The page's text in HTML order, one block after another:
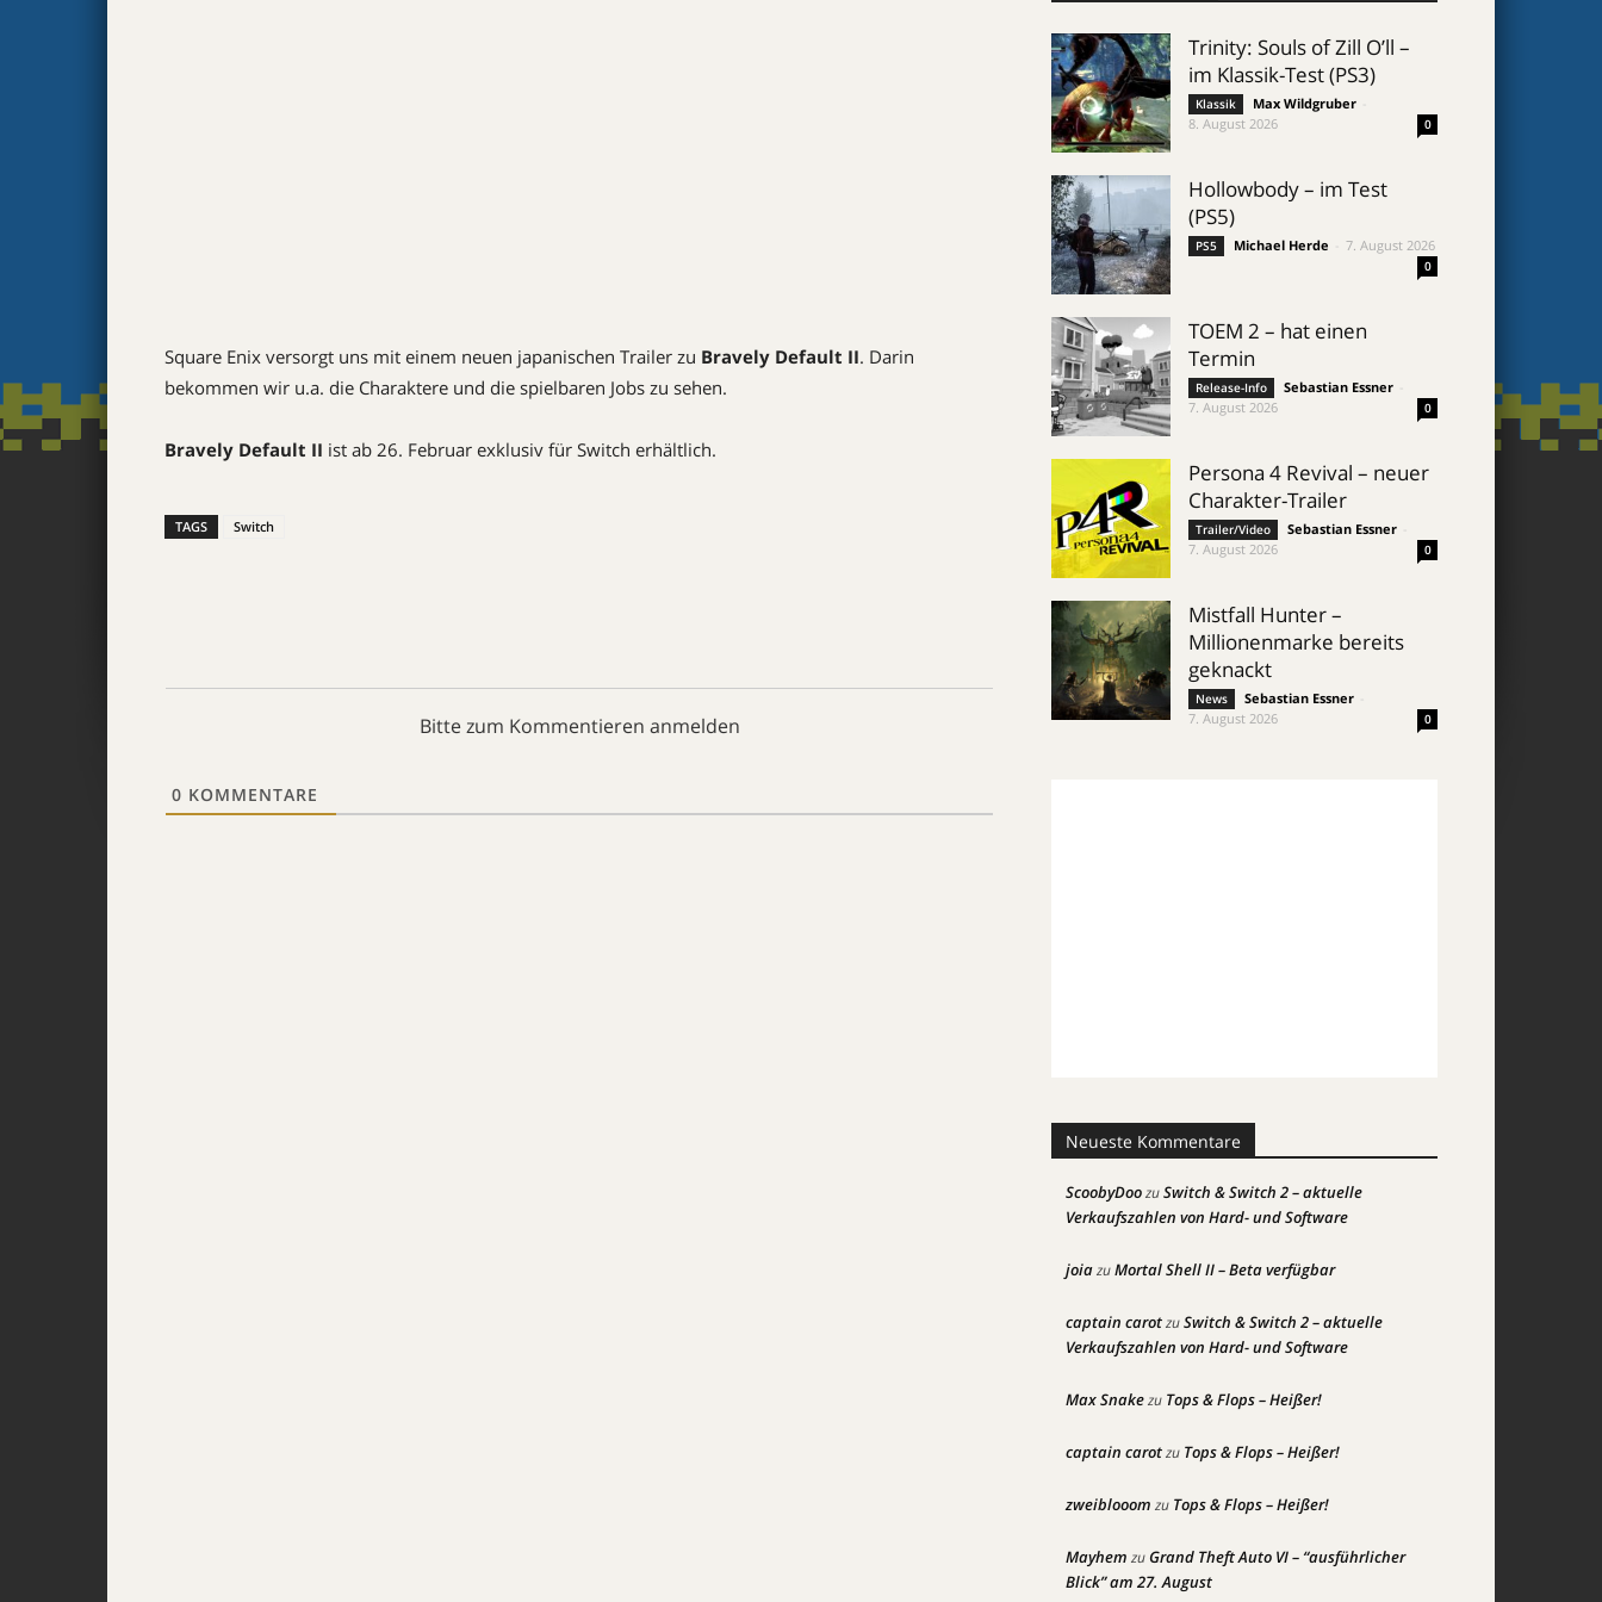
Square Enix versorgt uns mit einem neuen japanischen Trailer zu Bravely Default II. Darin
bekommen wir u.a. die Charaktere und die spielbaren Jobs zu sehen.
Bravely Default II ist ab 26. Februar exklusiv für Switch erhältlich.
TAGS Switch
Bitte zum Kommentieren anmelden
0 KOMMENTARE
Trinity: Souls of Zill O’ll –
im Klassik-Test (PS3)
Klassik Max Wildgruber
8. August 2026
0
Hollowbody – im Test
(PS5)
PS5 Michael Herde 7. August 2026
0
TOEM 2 – hat einen
Termin
Release-Info Sebastian Essner
7. August 2026
0
Persona 4 Revival – neuer
Charakter-Trailer
Trailer/Video Sebastian Essner
7. August 2026
0
Mistfall Hunter –
Millionenmarke bereits
geknackt
News Sebastian Essner
7. August 2026
0
Neueste Kommentare
ScoobyDoozuSwitch & Switch 2 – aktuelle
Verkaufszahlen von Hard- und Software
joiazuMortal Shell II – Beta verfügbar
captain carotzuSwitch & Switch 2 – aktuelle
Verkaufszahlen von Hard- und Software
Max Snakezu Tops & Flops – Heißer!
captain carotzu Tops & Flops – Heißer!
zweiblooom zu Tops & Flops – Heißer!
Mayhem zuGrand Theft Auto VI – “ausführlicher
Blick” am 27. August